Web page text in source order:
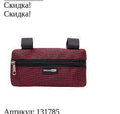
Скидка!
Скидка!
Артикул: 131785